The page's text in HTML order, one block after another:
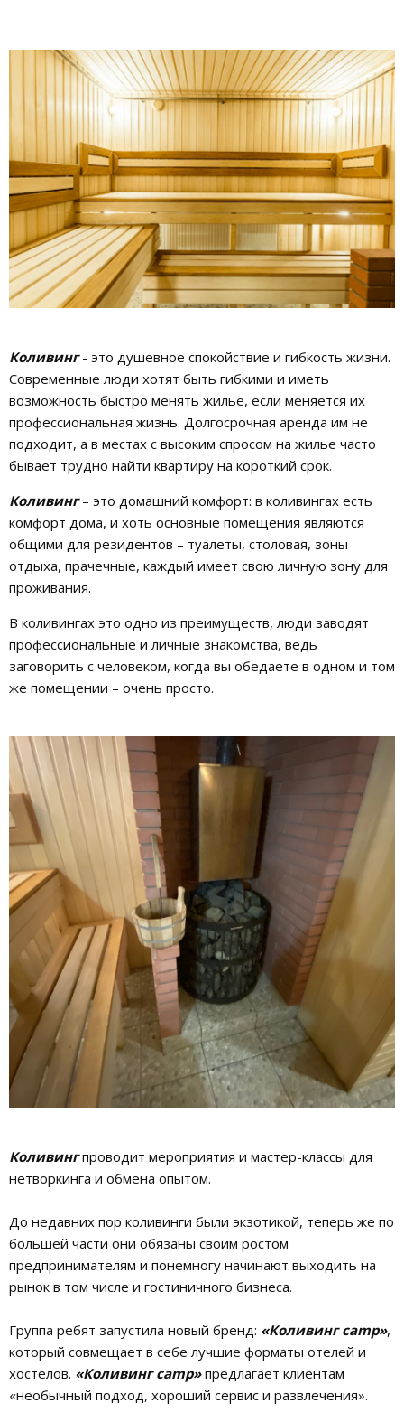
Коливинг- это душевное спокойствие и гибкость жизни.
Современные люди хотят быть гибкими и иметь
возможность быстро менять жилье, если меняется их
профессиональная жизнь. Долгосрочная аренда им не
подходит, а в местах с высоким спросом на жилье часто
бывает трудно найти квартиру на короткий срок.
Коливинг– это домашний комфорт: в коливингах есть
комфорт дома, и хоть основные помещения являются
общими для резидентов – туалеты, столовая, зоны
отдыха, прачечные, каждый имеет свою личную зону для
проживания.
В коливингах это одно из преимуществ, люди заводят
профессиональные и личные знакомства, ведь
заговорить с человеком, когда вы обедаете в одном и том
же помещении – очень просто.
Коливингпроводит мероприятия и мастер-классы для
нетворкинга и обмена опытом.
До недавних пор коливинги были экзотикой, теперь же по
большей части они обязаны своим ростом
предпринимателям и понемногу начинают выходить на
рынок в том числе и гостиничного бизнеса.
Группа ребят запустила новый бренд: «Коливинг camp»,
который совмещает в себе лучшие форматы отелей и
хостелов. «Коливинг camp» предлагает клиентам
«необычный подход, хороший сервис и развлечения».